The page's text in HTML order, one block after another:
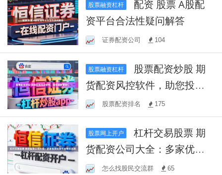
股票融资杠杆
资平台合法性疑问解答
证券配资公司 104
股票融资杠杆
货配资风控软件，助您投资
更安心股票配资排名 175
股票网上开户
杠杆交易股票 期
货配资公司大全：多家优质
配资平台等你选择
怎么找股民交流群 65